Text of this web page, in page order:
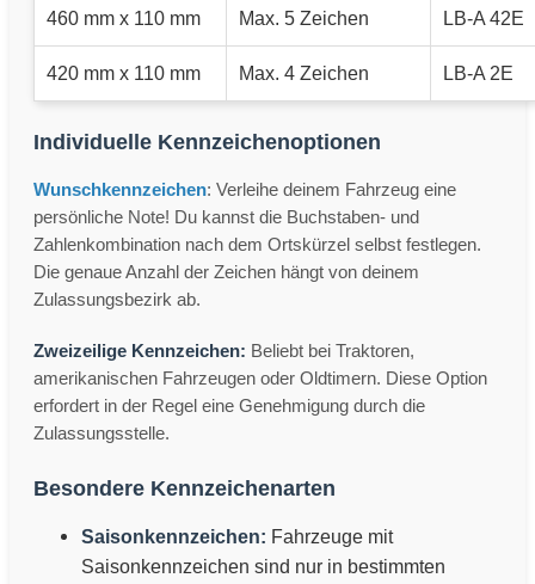
460 mm x 110 mm Max. 5 Zeichen LB-A 42E
420 mm x 110 mm Max. 4 Zeichen LB-A 2E
Individuelle Kennzeichenoptionen
Wunschkennzeichen: Verleihe deinem Fahrzeug eine
persönliche Note! Du kannst die Buchstaben- und
Zahlenkombination nach dem Ortskürzel selbst festlegen.
Die genaue Anzahl der Zeichen hängt von deinem
Zulassungsbezirk ab.
Zweizeilige Kennzeichen: Beliebt bei Traktoren,
amerikanischen Fahrzeugen oder Oldtimern. Diese Option
erfordert in der Regel eine Genehmigung durch die
Zulassungsstelle.
Besondere Kennzeichenarten
Saisonkennzeichen: Fahrzeuge mit
Saisonkennzeichen sind nur in bestimmten